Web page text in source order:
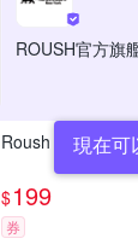
ROUSH官方旗
現在可
Roush 女生冰絲
$199
券